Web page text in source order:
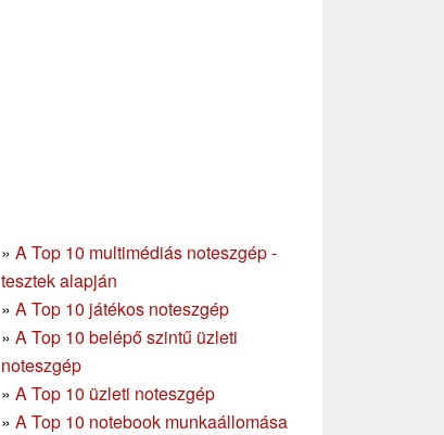
» A Top 10 multimédiás noteszgép -
tesztek alapján
» A Top 10 játékos noteszgép
» A Top 10 belépő szintű üzleti
noteszgép
» A Top 10 üzleti noteszgép
» A Top 10 notebook munkaállomása